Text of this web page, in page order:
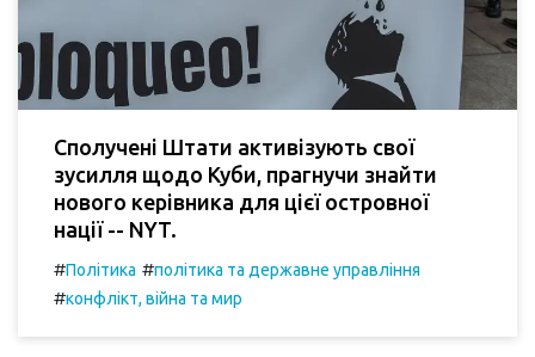
Сполучені Штати активізують свої
зусилля щодо Куби, прагнучи знайти
нового керівника для цієї островної
нації -- NYT.
#Політика #політика та державне управління
#конфлікт, війна та мир